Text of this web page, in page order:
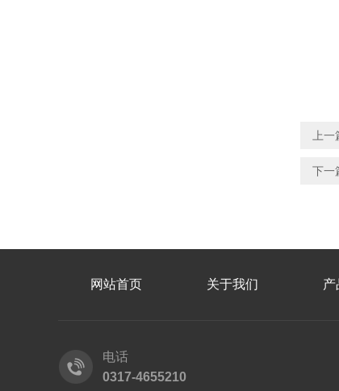
上一
下一
网站首页 关于我们 产
电话
0317-4655210